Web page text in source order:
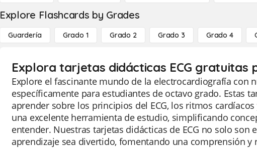
Explore Flashcards by Grades
Guardería Grado 1 Grado 2 Grado 3 Grado 4
Explora tarjetas didácticas ECG gratuitas
Explore el fascinante mundo de la electrocardiografía con
específicamente para estudiantes de octavo grado. Estas
aprender sobre los principios del ECG, los ritmos
una excelente herramienta de estudio, simplificando
entender. Nuestras tarjetas didácticas de ECG no solo son
aprendizaje sea divertido, fomentando una comprensión